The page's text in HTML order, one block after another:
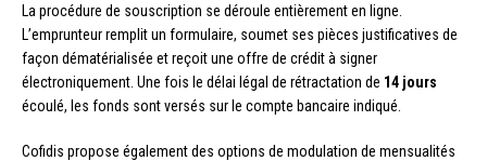
La procédure de souscription se déroule entièrement en ligne.
L’emprunteur remplit un formulaire, soumet ses pièces justificatives de
façon dématérialisée et reçoit une offre de crédit à signer
électroniquement. Une fois le délai légal de rétractation de 14 jours
écoulé, les fonds sont versés sur le compte bancaire indiqué.
Cofidis propose également des options de modulation de mensualités